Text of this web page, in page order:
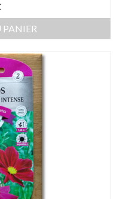
PANIER